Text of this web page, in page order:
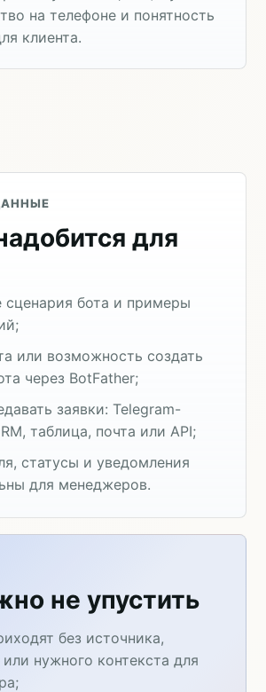
на телефоне и понятность
клиента.
для
сценария бота и примеры
или возможность создать
через BotFather;
заявки: Telegram-
таблица, почта или API;
статусы и уведомления
для менеджеров.
не упустить
без источника,
или нужного контекста для